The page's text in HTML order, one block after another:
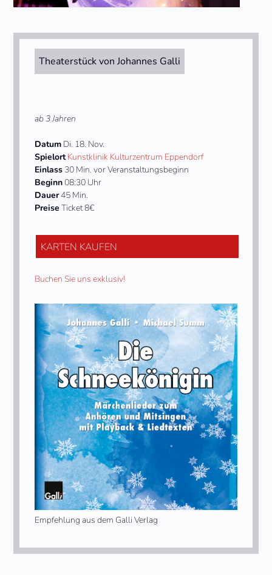
Theaterstück von Johannes Galli
ab 3 Jahren
Datum Di. 18. Nov.
SpielortKunstklinik Kulturzentrum Eppendorf
Einlass 30 Min. vor Veranstaltungsbeginn
Beginn08:30 Uhr
Dauer45 Min.
Preise Ticket 8€
KARTEN KAUFEN
Buchen Sie uns exklusiv!
Empfehlung aus dem Galli Verlag